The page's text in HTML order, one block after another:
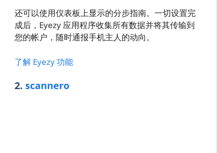
还可以使用仪表板上显示的分步指南。一切设置完
成后，Eyezy 应用程序收集所有数据并将其传输到
您的帐户，随时通报手机主人的动向。
了解 Eyezy 功能
2. scannero